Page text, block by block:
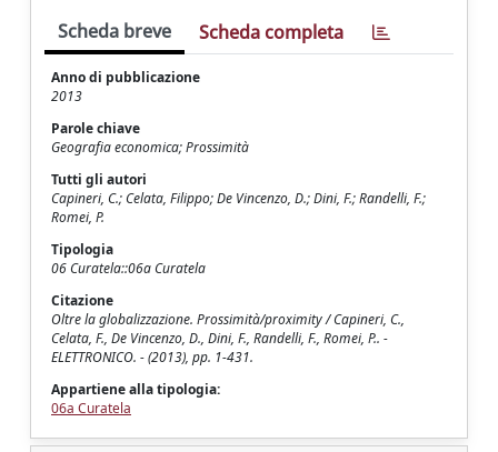
Scheda breve Scheda completa
Anno di pubblicazione
2013
Parole chiave
Geografia economica; Prossimità
Tutti gli autori
Capineri, C.; Celata, Filippo; De Vincenzo, D.; Dini, F.; Randelli, F.;
Romei, P.
Tipologia
06 Curatela::06a Curatela
Citazione
Oltre la globalizzazione. Prossimità/proximity / Capineri, C.,
Celata, F., De Vincenzo, D., Dini, F., Randelli, F., Romei, P.. -
ELETTRONICO. - (2013), pp. 1-431.
Appartiene alla tipologia:
06a Curatela